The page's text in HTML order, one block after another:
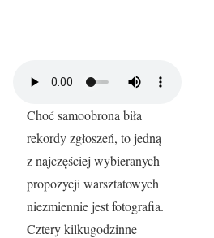
Choć samoobrona biła
rekordy zgłoszeń, to jedną
z najczęściej wybieranych
propozycji warsztatowych
niezmiennie jest fotografia.
Cztery kilkugodzinne